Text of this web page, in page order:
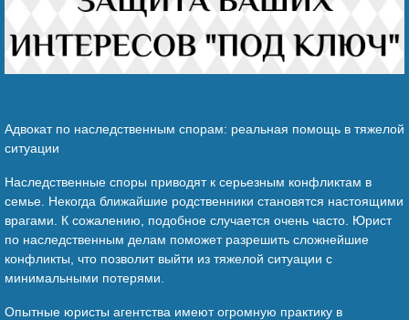
Адвокат по наследственным спорам: реальная помощь в тяжелой
ситуации
Наследственные споры приводят к серьезным конфликтам в
семье. Некогда ближайшие родственники становятся настоящими
врагами. К сожалению, подобное случается очень часто. Юрист
по наследственным делам поможет разрешить сложнейшие
конфликты, что позволит выйти из тяжелой ситуации с
минимальными потерями.
Опытные юристы агентства имеют огромную практику в